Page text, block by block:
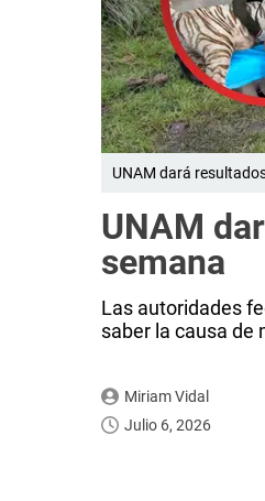
UNAM dará
UNAM
semana
Las autoridades
saber la causa de
Miriam Vidal
Julio 6, 2026